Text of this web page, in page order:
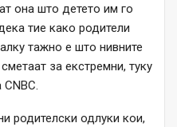
она што детето им го
тие како родители
тажно е што нивните
за екстремни, туку
родителски одлуки кои,